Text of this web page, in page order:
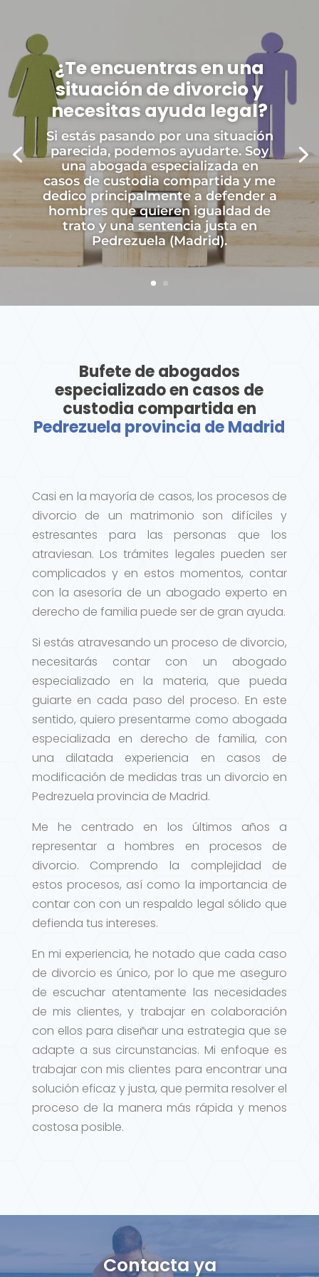
¿Te encuentras en una
situación de divorcio y
necesitas ayuda legal?
Si estás pasando por una situación
parecida, podemos ayudarte. Soy
una abogada especializada en
casos de custodia compartida y me
dedico principalmente a defender a
hombres que quieren igualdad de
trato y una sentencia justa en
Pedrezuela (Madrid).
Bufete de abogados
especializado en casos de
custodia compartida en
Pedrezuela provincia de Madrid
Casi en la mayoría de casos, los procesos de
divorcio de un matrimonio son difíciles y
estresantes para las personas que los
atraviesan. Los trámites legales pueden ser
complicados y en estos momentos, contar
con la asesoría de un abogado experto en
derecho de familia puede ser de gran ayuda.
Si estás atravesando un proceso de divorcio,
necesitarás contar con un abogado
especializado en la materia, que pueda
guiarte en cada paso del proceso. En este
sentido, quiero presentarme como abogada
especializada en derecho de familia, con
una dilatada experiencia en casos de
modificación de medidas tras un divorcio en
Pedrezuela provincia de Madrid.
Me he centrado en los últimos años a
representar a hombres en procesos de
divorcio. Comprendo la complejidad de
estos procesos, así como la importancia de
contar con con un respaldo legal sólido que
defienda tus intereses.
En mi experiencia, he notado que cada caso
de divorcio es único, por lo que me aseguro
de escuchar atentamente las necesidades
de mis clientes, y trabajar en colaboración
con ellos para diseñar una estrategia que se
adapte a sus circunstancias. Mi enfoque es
trabajar con mis clientes para encontrar una
solución eficaz y justa, que permita resolver el
proceso de la manera más rápida y menos
costosa posible.
Contacta ya